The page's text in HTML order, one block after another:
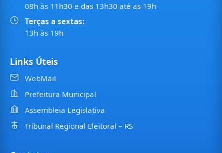
08h às 11h30 e das 13h30 até as 19h
Terças a sextas:
13h às 19h
Links Úteis
WebMail
Prefeitura Municipal
Assembleia Legislativa
Tribunal Regional Eleitoral – RS